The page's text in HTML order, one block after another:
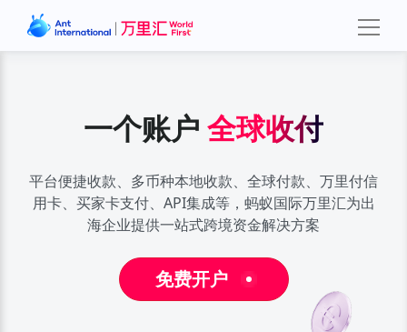
一个账户 全球收付
平台便捷收款、多币种本地收款、全球付款、万里付信
用卡、买家卡支付、 API集成等，蚂蚁国际万里汇为出
海企业提供一站式跨境资金解决方案
免费开户
一个账户 全球收付
平台便捷收款、多币种本地收款、全球付款、万里付信
用卡、买家卡支付、 API集成等，蚂蚁国际万里汇为出
海企业提供一站式跨境资金解决方案
免费开户
一个账户 全球收付
平台便捷收款、多币种本地收款、全球付款、万里付信
用卡、买家卡支付、 API集成等，蚂蚁国际万里汇为出
海企业提供一站式跨境资金解决方案
免费开户